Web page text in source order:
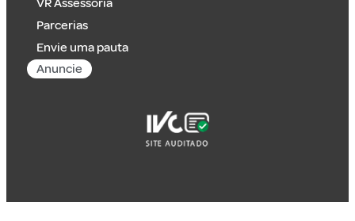
VR Assessoria
Parcerias
Envie uma pauta
Anuncie